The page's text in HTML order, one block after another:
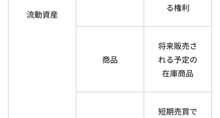
流動資産
る権利
商品
将来販売さ
れる予定の
在庫商品
短期売買で